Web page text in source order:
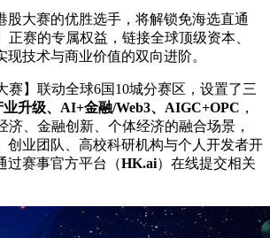
股大赛的优胜选手，将解锁免海选直通
正赛的专属权益，链接全球顶级资本、
现技术与商业价值的双向进阶。
赛】联动全球6国10城分赛区，设置了三
升级、AI+金融/Web3、AIGC+OPC ，
济、金融创新、个体经济的融合场景，
创业团队、高校科研机构与个人开发者开
过赛事官方平台（HK.ai）在线提交相关